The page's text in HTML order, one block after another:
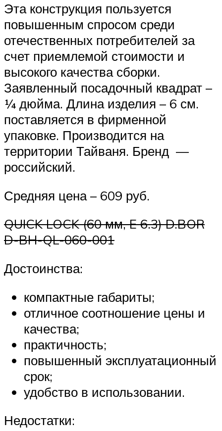
Эта конструкция пользуется
повышенным спросом среди
отечественных потребителей за
счет приемлемой стоимости и
высокого качества сборки.
Заявленный посадочный квадрат –
¼ дюйма. Длина изделия – 6 см.
поставляется в фирменной
упаковке. Производится на
территории Тайваня. Бренд —
российский.
Средняя цена – 609 руб.
QUICK LOCK (60 мм, E 6.3) D.BOR
D-BH-QL-060-001
Достоинства:
компактные габариты;
отличное соотношение цены и
качества;
практичность;
повышенный эксплуатационный
срок;
удобство в использовании.
Недостатки: